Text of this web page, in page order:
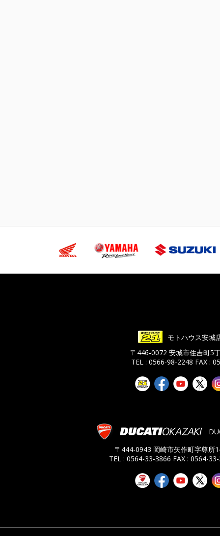
モトハウス安城
〒446-0072 安城市住吉町5
TEL : 0566-98-2248 FAX :
〒444-0943 岡崎市矢作町字尊所
TEL : 0564-33-3866 FAX : 0564-